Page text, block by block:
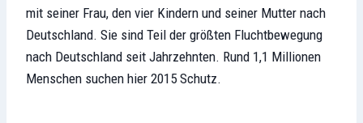
mit seiner Frau, den vier Kindern und seiner Mutter nach
Deutschland. Sie sind Teil der größten Fluchtbewegung
nach Deutschland seit Jahrzehnten. Rund 1,1 Millionen
Menschen suchen hier 2015 Schutz.